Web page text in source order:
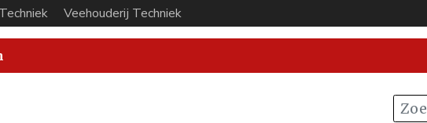
Veehouderij Techniek